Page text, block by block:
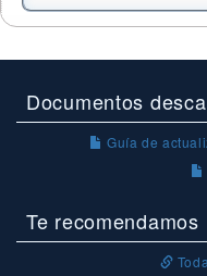
Documentos
Guía de
Te recomendamos